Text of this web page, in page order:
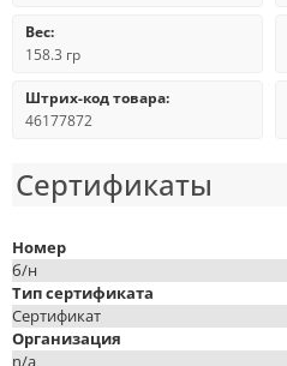
Вес:
158.3 гр
Штрих-код товара:
46177872
Сертификаты
Номер
б/н
Тип сертификата
Сертификат
Организация
n/a